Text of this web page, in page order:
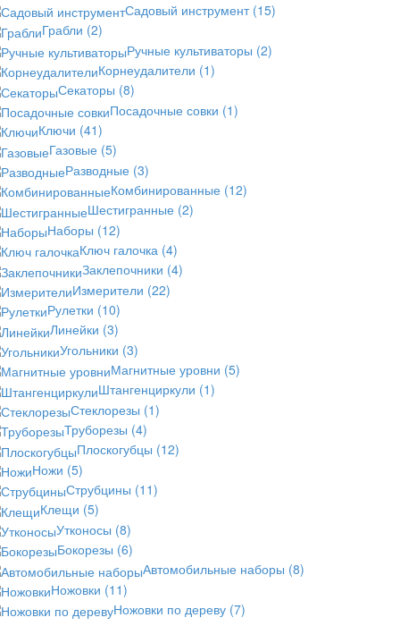
Садовый инструмент (15)
Грабли (2)
Ручные культиваторы (2)
Корнеудалители (1)
Секаторы (8)
Посадочные совки (1)
Ключи (41)
Газовые (5)
Разводные (3)
Комбинированные (12)
Шестигранные (2)
Наборы (12)
Ключ галочка (4)
Заклепочники (4)
Измерители (22)
Рулетки (10)
Линейки (3)
Угольники (3)
Магнитные уровни (5)
Штангенциркули (1)
Стеклорезы (1)
Труборезы (4)
Плоскогубцы (12)
Ножи (5)
Струбцины (11)
Клещи (5)
Утконосы (8)
Бокорезы (6)
Автомобильные наборы (8)
Ножовки (11)
Ножовки по дереву (7)